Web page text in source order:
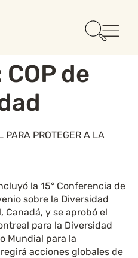
COP de
PARA PROTEGER A LA
la 15° Conferencia de
sobre la Diversidad
Canadá, y se aprobó el
para la Diversidad
Mundial para la
acciones globales de